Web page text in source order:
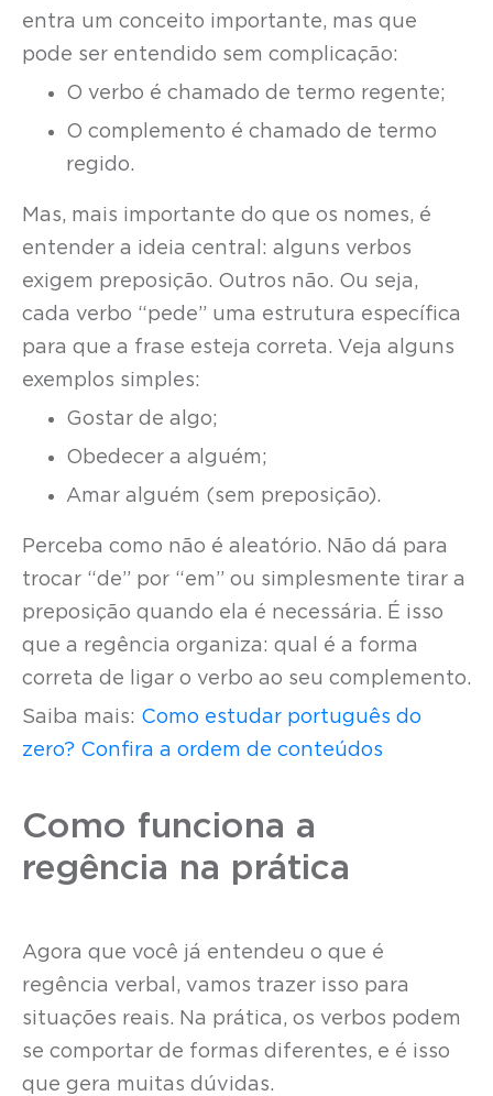
entra um conceito importante, mas que
pode ser entendido sem complicação:
O verbo é chamado de termo regente;
O complemento é chamado de termo
regido.
Mas, mais importante do que os nomes, é
entender a ideia central: alguns verbos
exigem preposição. Outros não. Ou seja,
cada verbo “pede” uma estrutura específica
para que a frase esteja correta. Veja alguns
exemplos simples:
Gostar de algo;
Obedecer a alguém;
Amar alguém (sem preposição).
Perceba como não é aleatório. Não dá para
trocar “de” por “em” ou simplesmente tirar a
preposição quando ela é necessária. É isso
que a regência organiza: qual é a forma
correta de ligar o verbo ao seu complemento.
Saiba mais: Como estudar português do
zero? Confira a ordem de conteúdos
Como funciona a
regência na prática
Agora que você já entendeu o que é
regência verbal, vamos trazer isso para
situações reais. Na prática, os verbos podem
se comportar de formas diferentes, e é isso
que gera muitas dúvidas.